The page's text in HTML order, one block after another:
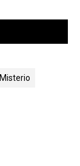
Misterio